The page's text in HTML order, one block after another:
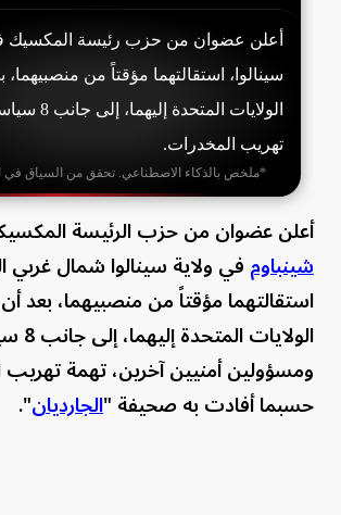
أعلن عضوان من حزب رئيسة المكسيك
سينالوا، استقالتهما مؤقتاً من
الولايات المتحدة
تهريب المخدرات.
*ملخص بالذكاء الاصطناعي. تحقق من السياق في
أعلن عضوان من حزب الرئيسة
شينباومفي ولاية سينالوا شمال غربي
استقالتهما مؤقتاً من منصبيهما، بعد
ومسؤولين أمنيين آخرين، تهمة تهريب
حسبما أفادت به صحيفة "الجارديان".